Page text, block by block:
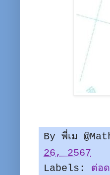
By พี่เม
26, 2567
Labels: ต่อ